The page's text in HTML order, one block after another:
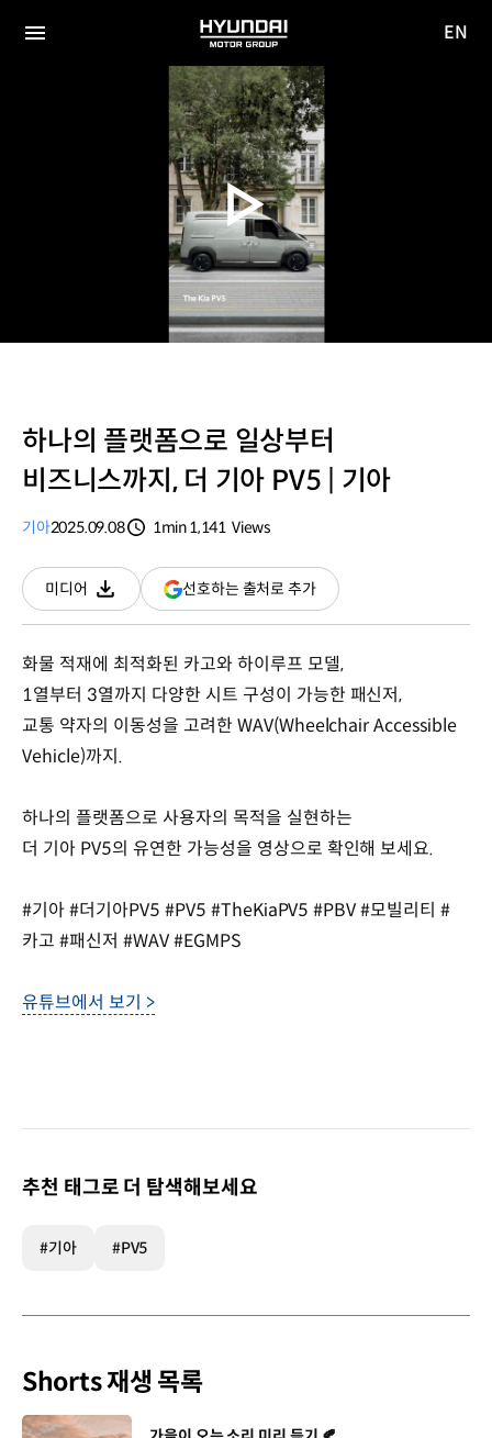
HYUNDAI
MOTOR
GROUP
EN
하나의 플랫폼으로 일상부터
비즈니스까지, 더 기아 PV5 | 기아
기아2025.09.08
1min1,141 Views
미디어
다운로드
선호하는 출처로 추가(새
창
화물 적재에 최적화된 카고와 하이루프 모델,
1열부터 3열까지 다양한 시트 구성이 가능한 패신저,
교통 약자의 이동성을 고려한 WAV(Wheelchair Accessible
Vehicle)까지.
하나의 플랫폼으로 사용자의 목적을 실현하는
더 기아 PV5의 유연한 가능성을 영상으로 확인해 보세요.
#기아 #더기아PV5 #PV5 #TheKiaPV5 #PBV #모빌리티 #
카고 #패신저 #WAV #EGMPS
유튜브에서 보기 >
추천 태그로 더 탐색해보세요
#기아 #PV5
Shorts 재생 목록